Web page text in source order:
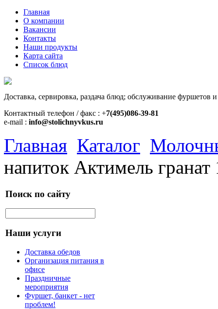
Главная
О компании
Вакансии
Контакты
Наши продукты
Карта сайта
Список блюд
Доставка, сервировка, раздача блюд; обслуживание фуршетов
Контактный телефон / факс : +7(495)086-39-81
e-mail : info@stolichnyvkus.ru
Главная Каталог
напиток Актимель
Поиск по сайту
Наши услуги
Доставка обедов
Организация питания в
офисе
Праздничные
мероприятия
Фуршет, банкет - нет
проблем!